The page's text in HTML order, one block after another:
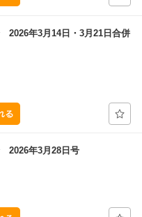
2026年3月14日・3月21日合併
2026年3月28日号